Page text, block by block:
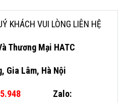
KHÁCH VUI LÒNG LIÊN HỆ
Thương Mại HATC
Gia Lâm, Hà Nội
Zalo: